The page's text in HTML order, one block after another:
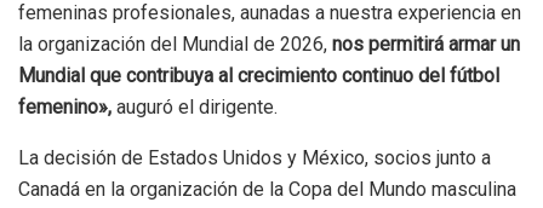
femeninas profesionales, aunadas a nuestra experiencia en
la organización del Mundial de 2026, nos permitirá armar un
Mundial que contribuya al crecimiento continuo del fútbol
femenino», auguró el dirigente.
La decisión de Estados Unidos y México, socios junto a
Canadá en la organización de la Copa del Mundo masculina